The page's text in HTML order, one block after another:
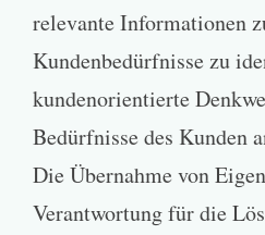
relevante Informationen
Kundenbedürfnisse zu
kundenorientierte
Bedürfnisse des Kunden
Die Übernahme von
Verantwortung für die